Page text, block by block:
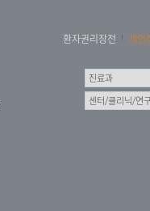
환자권리장전 개인